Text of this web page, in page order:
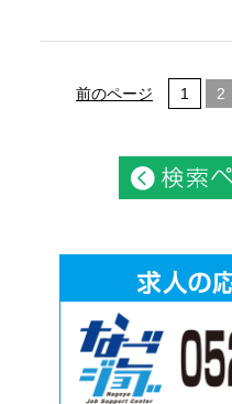
前のページ 1 2